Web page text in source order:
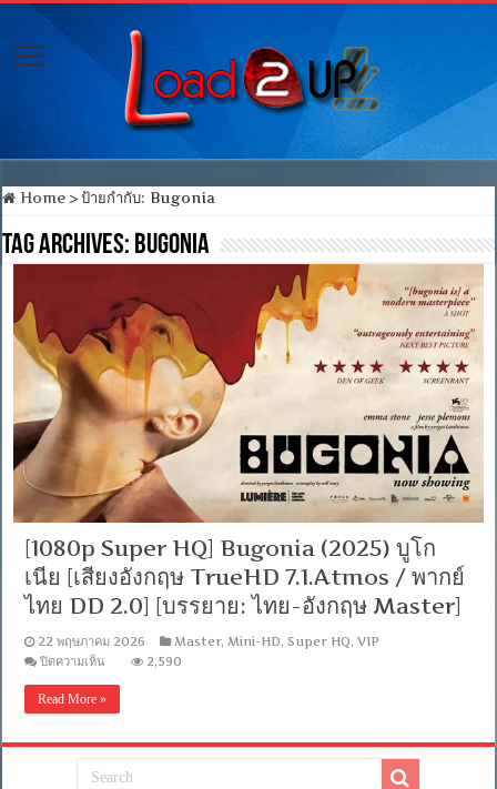
Home > ป้ายกำกับ:Bugonia
Tag Archives: Bugonia
[1080p Super HQ] Bugonia (2025) บูโก
เนีย [เสียงอังกฤษ TrueHD 7.1.Atmos / พากย์
ไทย DD 2.0] [บรรยาย: ไทย-อังกฤษ Master]
22 พฤษภาคม 2026 Master,Mini-HD,Super HQ,VIP
ปิดความเห็นบน
HQ]
(2025)
โก
2,590
Read More »